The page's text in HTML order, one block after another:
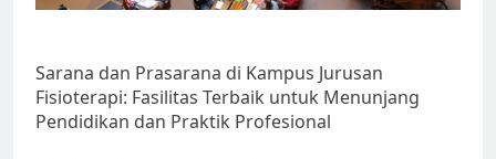
Sarana dan Prasarana di Kampus Jurusan
Fisioterapi: Fasilitas Terbaik untuk Menunjang
Pendidikan dan Praktik Profesional